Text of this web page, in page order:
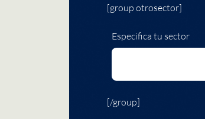
[group otrosector]
Especifica tu sector
[/group]